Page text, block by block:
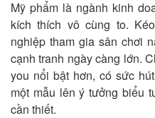
Mỹ phẩm là ngành kinh
kích thích vô cùng to.
nghiệp tham gia sân chơi
cạnh tranh ngày càng lớn.
you nổi bật hơn, có sức
một mẫu lên ý tưởng biểu
cần thiết.